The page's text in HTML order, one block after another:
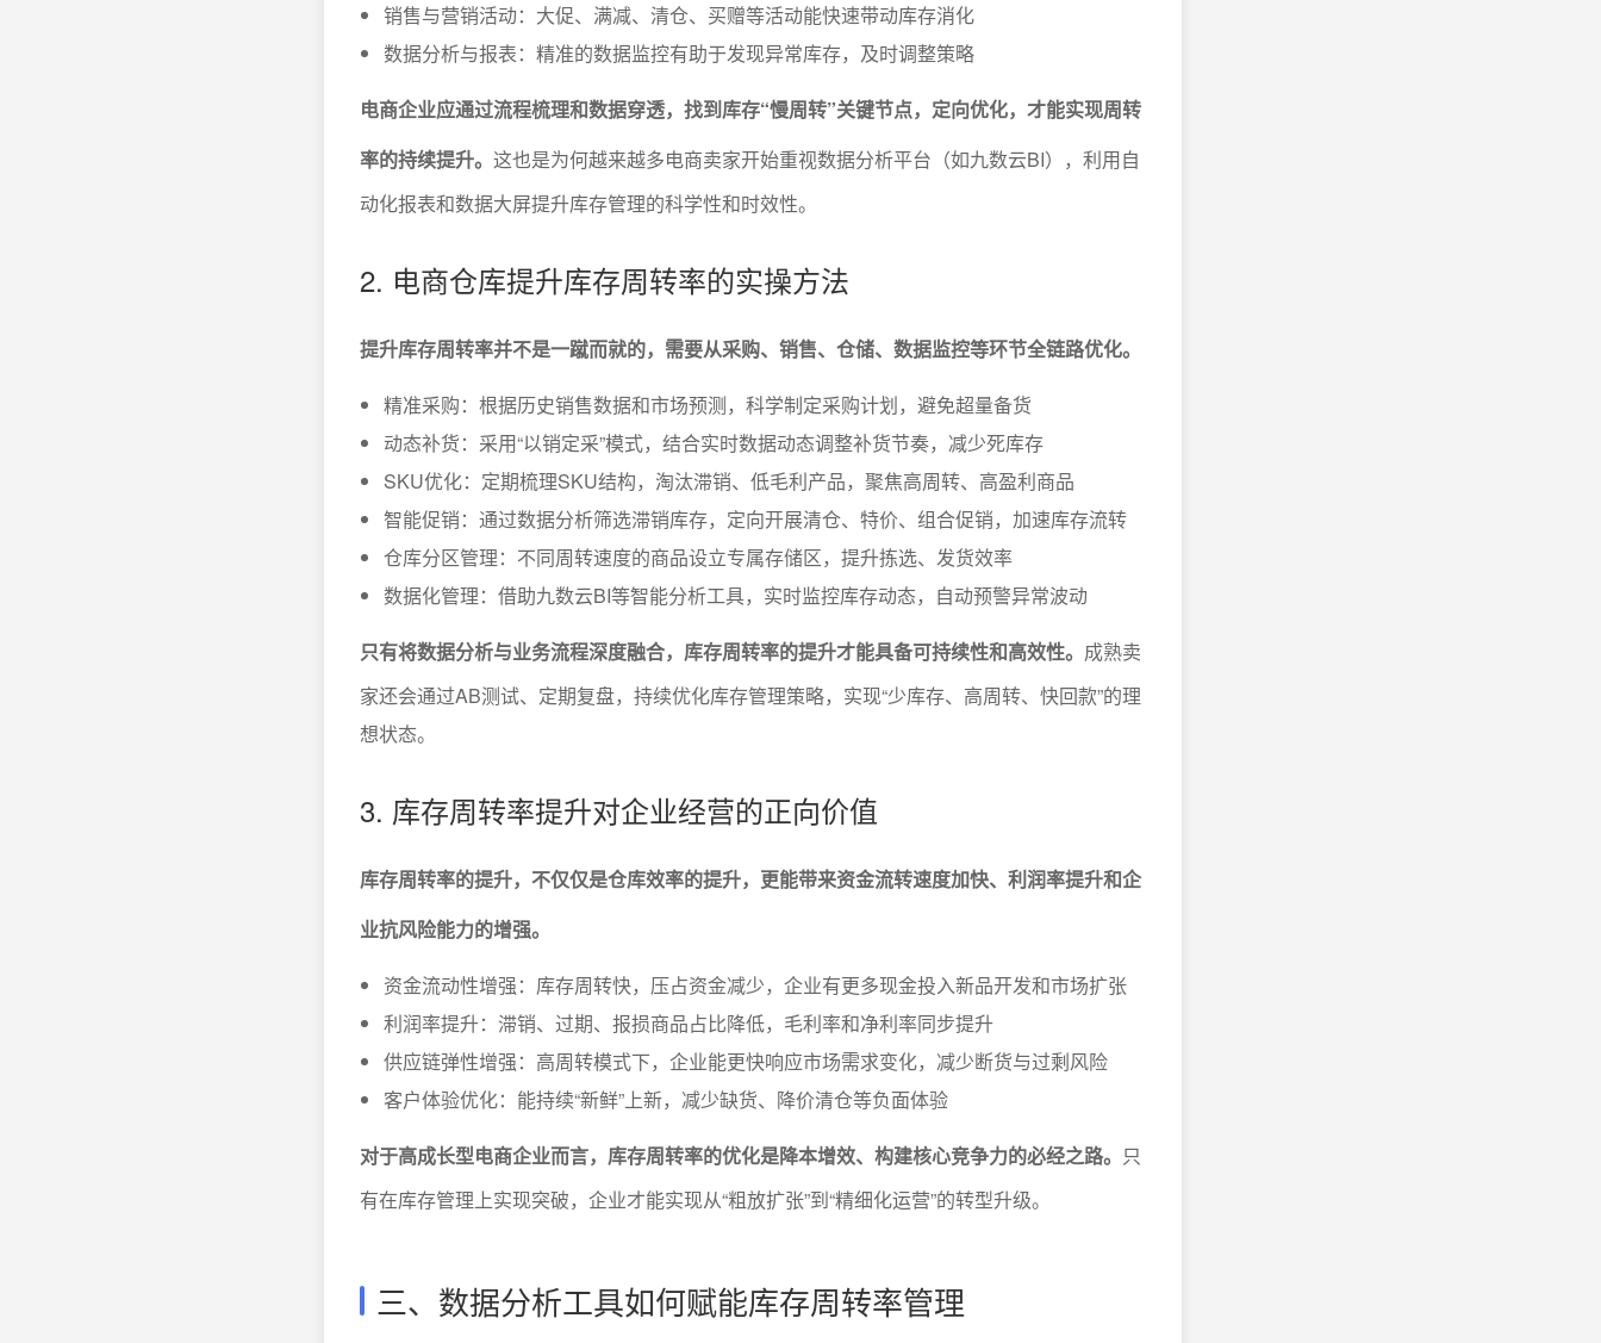
销售与营销活动：大促、满减、清仓、买赠等活动能快速带动库存消化
数据分析与报表：精准的数据监控有助于发现异常库存，及时调整策略
电商企业应通过流程梳理和数据穿透，找到库存“慢周转”关键节点，定向优化，才能实现周转
率的持续提升。 这也是为何越来越多电商卖家开始重视数据分析平台（如九数云BI），利用自
动化报表和数据大屏提升库存管理的科学性和时效性。
2. 电商仓库提升库存周转率的实操方法
提升库存周转率并不是一蹴而就的，需要从采购、销售、仓储、数据监控等环节全链路优化。
精准采购：根据历史销售数据和市场预测，科学制定采购计划，避免超量备货
动态补货：采用“以销定采”模式，结合实时数据动态调整补货节奏，减少死库存
SKU优化：定期梳理SKU结构，淘汰滞销、低毛利产品，聚焦高周转、高盈利商品
智能促销：通过数据分析筛选滞销库存，定向开展清仓、特价、组合促销，加速库存流转
仓库分区管理：不同周转速度的商品设立专属存储区，提升拣选、发货效率
数据化管理：借助九数云BI等智能分析工具，实时监控库存动态，自动预警异常波动
只有将数据分析与业务流程深度融合，库存周转率的提升才能具备可持续性和高效性。 成熟卖
家还会通过AB测试、定期复盘，持续优化库存管理策略，实现“少库存、高周转、快回款”的理
想状态。
3. 库存周转率提升对企业经营的正向价值
库存周转率的提升，不仅仅是仓库效率的提升，更能带来资金流转速度加快、利润率提升和企
业抗风险能力的增强。
资金流动性增强：库存周转快，压占资金减少，企业有更多现金投入新品开发和市场扩张
利润率提升：滞销、过期、报损商品占比降低，毛利率和净利率同步提升
供应链弹性增强：高周转模式下，企业能更快响应市场需求变化，减少断货与过剩风险
客户体验优化：能持续“新鲜”上新，减少缺货、降价清仓等负面体验
对于高成长型电商企业而言，库存周转率的优化是降本增效、构建核心竞争力的必经之路。 只
有在库存管理上实现突破，企业才能实现从“粗放扩张”到“精细化运营”的转型升级。
三、数据分析工具如何赋能库存周转率管理